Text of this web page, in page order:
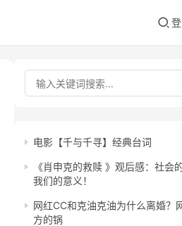
电影【千与千寻】经典台词
《肖申克的救赎 》观后感：社会
我们的意义！
网红CC和克油克油为什么离婚？
方的锅